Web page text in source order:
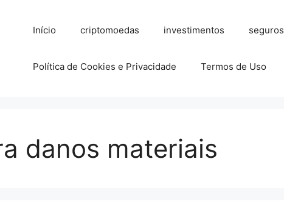
Início criptomoedas investimentos seguros
Política de Cookies e Privacidade Termos de Uso
danos materiais